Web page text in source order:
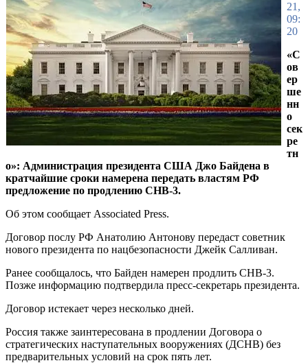
21,
09:
20
«С
ов
ер
ше
нн
о
сек
ре
тн
о»: Администрация президента США Джо Байдена в
кратчайшие сроки намерена передать властям РФ
предложение по продлению СНВ-3.
Об этом сообщает Associated Press.
Договор послу РФ Анатолию Антонову передаст советник
нового президента по нацбезопасности Джейк Салливан.
Ранее сообщалось, что Байден намерен продлить СНВ-3.
Позже информацию подтвердила пресс-секретарь президента.
Договор истекает через несколько дней.
Россия также заинтересована в продлении Договора о
стратегических наступательных вооружениях (ДСНВ) без
предварительных условий на срок пять лет.